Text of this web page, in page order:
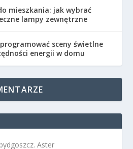
mieszkania: jak wybrać
lampy zewnętrzne
sceny świetlne
energii w domu
. Aster